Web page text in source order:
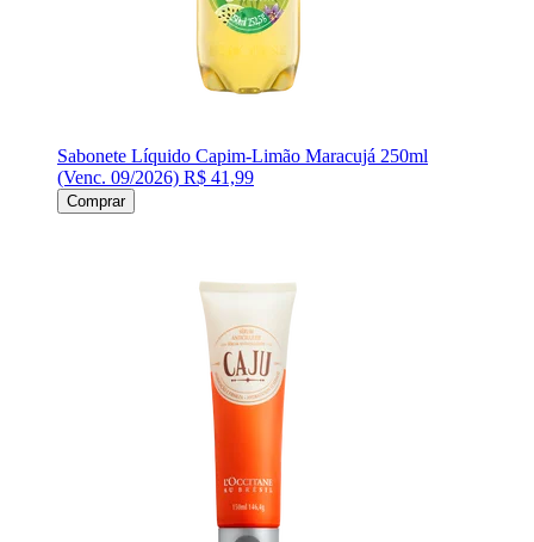
Sabonete Líquido Capim-Limão Maracujá 250ml
(Venc. 09/2026) R$ 41,99
Comprar